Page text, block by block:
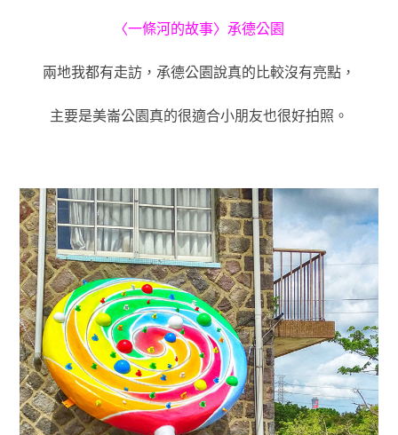
〈一條河的故事〉承德公園
兩地我都有走訪，承德公園說真的比較沒有亮點，
主要是美崙公園真的很適合小朋友也很好拍照。